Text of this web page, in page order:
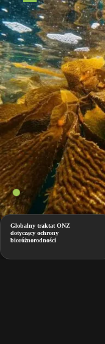
Globalny traktat ONZ
dotyczący ochrony
bioróżnorodności